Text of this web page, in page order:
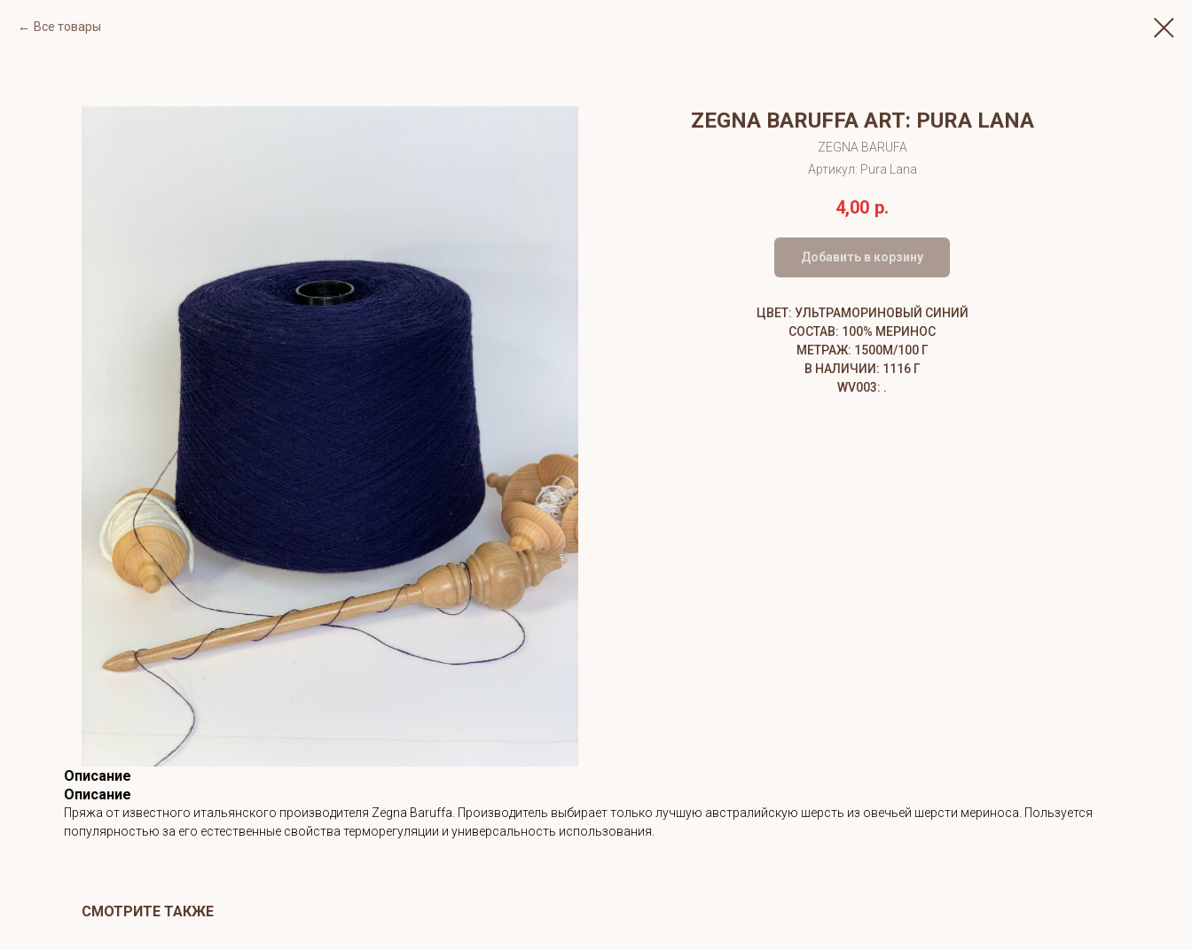
Все товары
ZEGNA BARUFFA ART: PURA LANA
ZEGNA BARUFA
Артикул: Pura Lana
4,00 р.
Добавить в корзину
ЦВЕТ: УЛЬТРАМОРИНОВЫЙ СИНИЙ
СОСТАВ: 100% МЕРИНОС
МЕТРАЖ: 1500М/100 Г
В НАЛИЧИИ: 1116 Г
WV003: .
Описание
Описание
Пряжа от известного итальянского производителя Zegna Baruffa. Производитель выбирает только лучшую австралийскую шерсть из овечьей шерсти мериноса. Пользуется
популярностью за его естественные свойства терморегуляции и универсальность использования.
СМОТРИТЕ ТАКЖЕ